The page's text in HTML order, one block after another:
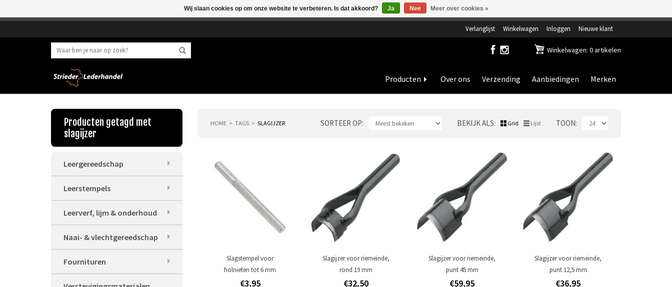
Verlanglijst Winkelwagen Inloggen Nieuwe klant
Winkelwagen: 0 artikelen
Producten Over ons Verzending Aanbiedingen Merken
Producten getagd met
slagijzer
HOME TAGS SLAGIJZER SORTEER OP BEKIJK ALS Grid Lijst TOON
Leergereedschap
Leerstempels
Leerverf, lijm & onderhoud
Naai- & vlechtgereedschap
Fournituren
Slagstempel voor
holnieten tot 6 mm
€3,95
Slagijzer voor riemeinde,
rond 19 mm
€32,50
Slagijzer voor riemeinde,
punt 45 mm
€59,95
Slagijzer voor riemeinde,
punt 12,5 mm
€36,95
Wij slaan cookies op om onze website te verbeteren. Is dat akkoord? Ja Nee Meer over cookies »
Beste klant, I.v.m. de vakantieperiode zijn wij in juli en augustus op dinsdag en woensdag gesloten.